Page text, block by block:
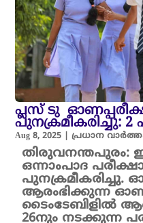
പ്ലസ് ടു
പുനക്രമീകരിച്ചു: 2
Aug 8, 2025 |പ്രധാന
തിരുവനന്തപുരം:
ഒന്നാംപാദ
പുനക്രമീകരിച്ചു.
ആരംഭിക്കുന്ന
ടൈംടേബിളിൽ
26നും നടക്കുന്ന